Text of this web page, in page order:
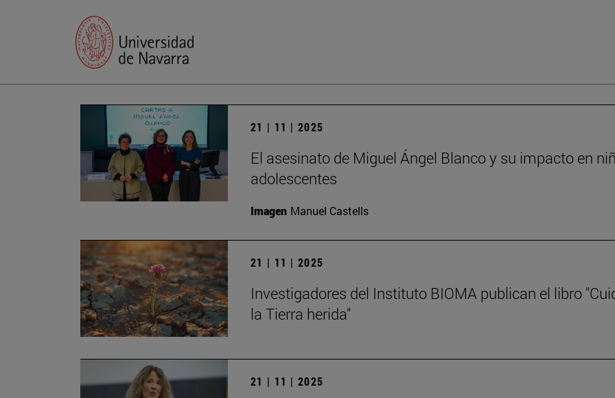
21 | 11 | 2025
El asesinato de Miguel Ángel Blanco y su impacto en
adolescentes
Imagen Manuel Castells
21 | 11 | 2025
Investigadores del Instituto BIOMA publican el libro
la Tierra herida"
21 | 11 | 2025